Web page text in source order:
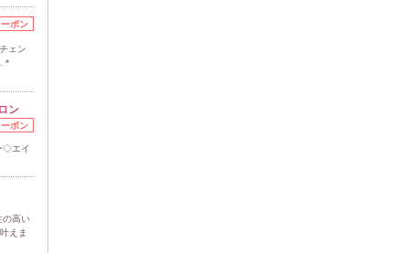
ポン
ェン
ン
ポン
◇エイ
の高い
えま